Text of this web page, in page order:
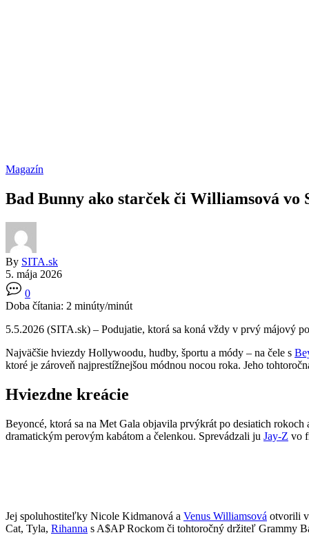
Magazín
Bad Bunny ako starček či Williamsová vo
By SITA.sk
5. mája 2026
0
Doba čítania: 2 minúty/minút
5.5.2026 (SITA.sk) – Podujatie, ktorá sa koná vždy v prvý májový
Najväčšie hviezdy Hollywoodu, hudby, športu a módy – na čele s
ktoré je zároveň najprestížnejšou módnou nocou roka. Jeho
Hviezdne kreácie
Beyoncé, ktorá sa na Met Gala objavila prvýkrát po desiatich
dramatickým perovým kabátom a čelenkou. Sprevádzali ju Jay‑Z vo
Jej spoluhostiteľky Nicole Kidmanová a Venus Williamsová otvorili
Cat, Tyla, Rihanna s A$AP Rockom či tohtoročný držiteľ Grammy